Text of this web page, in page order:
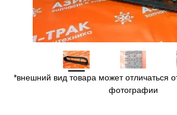
*внешний вид товара может отличаться
фотографии